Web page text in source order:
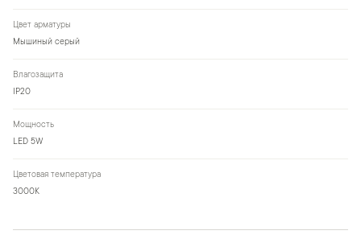
Цвет арматуры
Мышиный серый
Влагозащита
IP20
Мощность
LED 5W
Цветовая температура
3000К